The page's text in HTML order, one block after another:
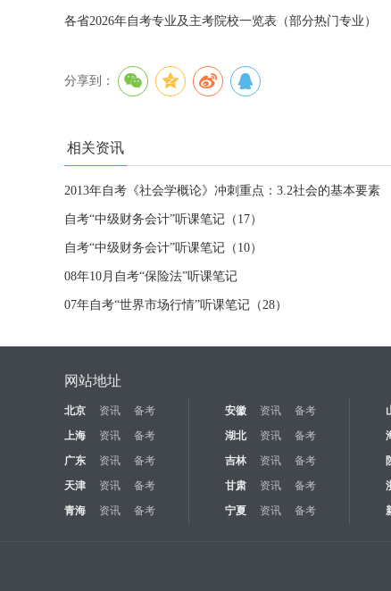
各省2026年自考专业及主考院校一览表（部分热门专业）
分享到：
相关资讯
2013年自考《社会学概论》冲刺重点：3.2社会的基本要素
自考“中级财务会计”听课笔记（17）
自考“中级财务会计”听课笔记（10）
08年10月自考“保险法”听课笔记
07年自考“世界市场行情”听课笔记（28）
网站地址
北京 资讯 备考 安徽 资讯 备考
上海
资讯 备考 湖北 资讯 备考
广东
资讯 备考 吉林 资讯 备考
天津
资讯 备考 甘肃 资讯 备考
青海
资讯 备考 宁夏 资讯 备考